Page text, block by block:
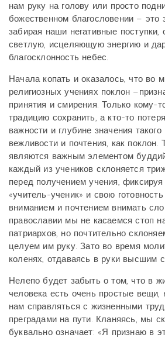
нам руку на голову или просто
божественном благословении – это
забирая наши негативные поступки,
светлую, исцеляющую энергию и
благосклонность небес.
Начала копать и оказалось, что во
религиозных учениях поклон
принятия и смирения. Только кому-
традицию сохранить, а кто-то
важности и глубине значения
вежливости и почтения, как поклон.
являются важным элементом
каждый из учеников склоняется
перед получением учения,
«учитель-ученик» и свою
вниманием и почтением внимать
православии мы не касаемся стоп
патриархов, но почтительно
целуем им руку. Зато во время
коленях, отдаваясь в руки высшим
Нелепо будет забыть о том, что в
человека есть очень простые вещи,
нам справляться с жизненными
преградами на пути. Кланяясь, мы
буквально означает: «Я признаю в